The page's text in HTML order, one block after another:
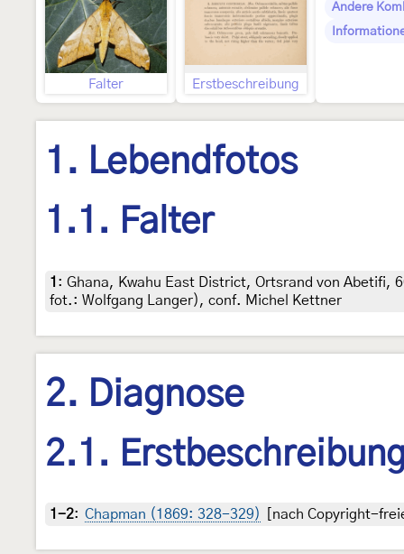
Falter Erstbeschreibung
Andere
1. Lebendfotos
1.1. Falter
1 : Ghana, Kwahu East District, Ortsrand von Abetifi,
fot.: Wolfgang Langer), conf. Michel Kettner
2. Diagnose
2.1.
1-2: Chapman (1869: 328-329) [nach Copyright-